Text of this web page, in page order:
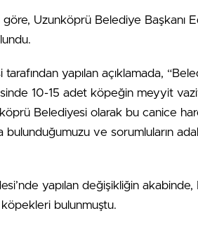
göre, Uzunköprü Belediye Başkanı
yapılan açıklamada,
10-15 adet köpeğin meyyit
Belediyesi olarak bu canice
ve sorumluların
yapılan değişikliğin
bulunmuştu.